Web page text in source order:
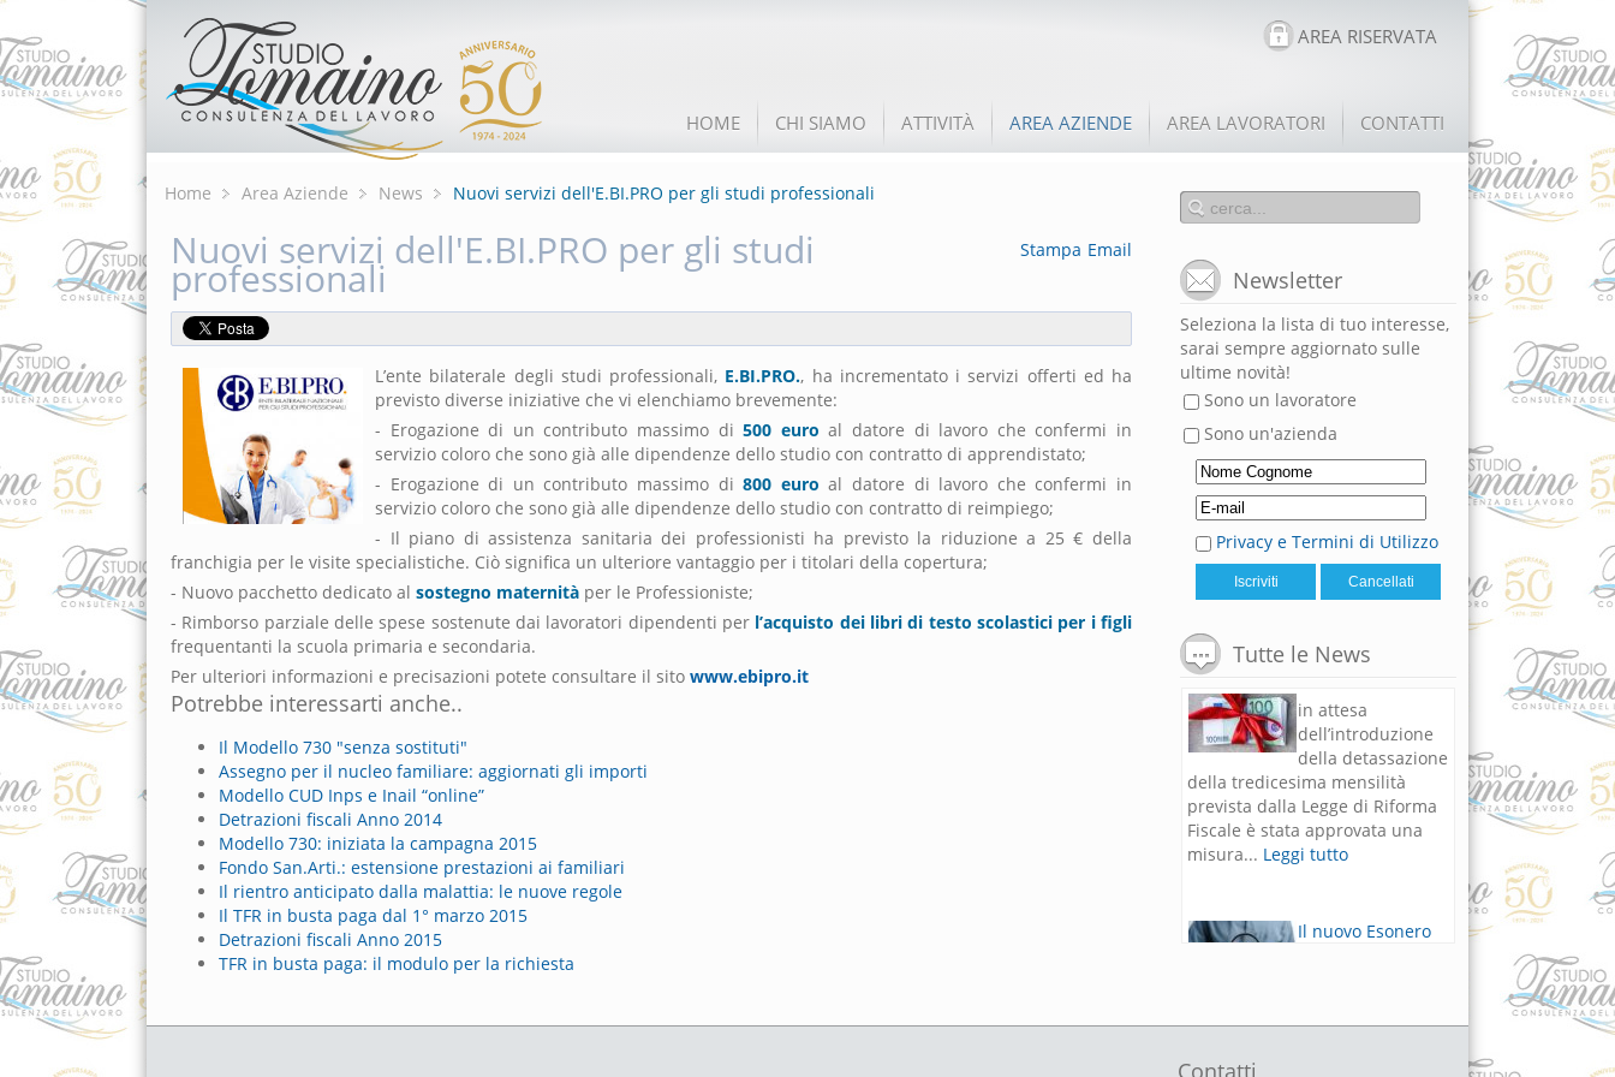
AREA RISERVATA
HOME CHI SIAMO ATTIVITÀ AREA AZIENDE AREA LAVORATORI CONTATTI
Home Area Aziende News Nuovi servizi dell'E.BI.PRO per gli studi professionali
Email
Stampa
Nuovi servizi dell'E.BI.PRO per gli studi
professionali
L’ente bilaterale degli studi professionali, E.BI.PRO., ha incrementato i servizi offerti ed ha
previsto diverse iniziative che vi elenchiamo brevemente:
- Erogazione di un contributo massimo di500 euro al datore di lavoro che confermi in
servizio coloro che sono già alle dipendenze dello studio con contratto di apprendistato;
- Erogazione di un contributo massimo di800 euro al datore di lavoro che confermi in
servizio coloro che sono già alle dipendenze dello studio con contratto di reimpiego;
- Il piano di assistenza sanitaria dei professionisti ha previsto la riduzione a 25 € della
franchigia per le visite specialistiche. Ciò significa un ulteriore vantaggio per i titolari della copertura;
- Nuovo pacchetto dedicato al sostegno maternità per le Professioniste;
- Rimborso parziale delle spese sostenute dai lavoratori dipendenti per l’acquisto dei libri di testo scolastici per i figli
frequentanti la scuola primaria e secondaria.
Per ulteriori informazioni e precisazioni potete consultare il sito www.ebipro.it
Potrebbe interessarti anche..
Il Modello 730 "senza sostituti"
Assegno per il nucleo familiare: aggiornati gli importi
Modello CUD Inps e Inail “online”
Detrazioni fiscali Anno 2014
Modello 730: iniziata la campagna 2015
Fondo San.Arti.: estensione prestazioni ai familiari
Il rientro anticipato dalla malattia: le nuove regole
Il TFR in busta paga dal 1° marzo 2015
Detrazioni fiscali Anno 2015
TFR in busta paga: il modulo per la richiesta
Newsletter
Seleziona la lista di tuo interesse,
sarai sempre aggiornato sulle
ultime novità!
Sono un lavoratore
Sono un'azienda
Privacy e Termini di Utilizzo
Tutte le News
contributivo per
lavoratrici madri e
lavoro previste dalla Legge di
Il Bonus Natale
dell’introduzione
della detassazione
della tredicesima mensilità
prevista dalla Legge di Riforma
Fiscale è stata approvata una
misura...Leggi tutto
Contatti